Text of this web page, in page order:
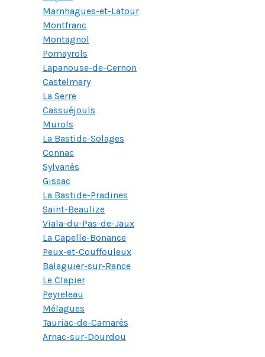
Marnhagues-et-Latour
Montfranc
Montagnol
Pomayrols
Lapanouse-de-Cernon
Castelmary
La Serre
Cassuéjouls
Murols
La Bastide-Solages
Connac
Sylvanès
Gissac
La Bastide-Pradines
Saint-Beaulize
Viala-du-Pas-de-Jaux
La Capelle-Bonance
Peux-et-Couffouleux
Balaguier-sur-Rance
Le Clapier
Peyreleau
Mélagues
Tauriac-de-Camarès
Arnac-sur-Dourdou